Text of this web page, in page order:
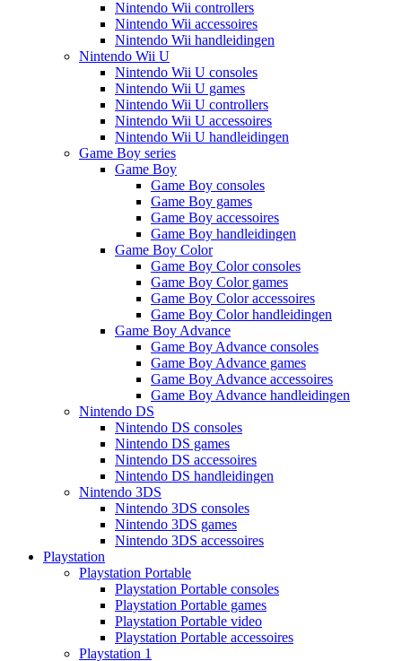
Nintendo Wii controllers
Nintendo Wii accessoires
Nintendo Wii handleidingen
Nintendo Wii U
Nintendo Wii U consoles
Nintendo Wii U games
Nintendo Wii U controllers
Nintendo Wii U accessoires
Nintendo Wii U handleidingen
Game Boy series
Game Boy
Game Boy consoles
Game Boy games
Game Boy accessoires
Game Boy handleidingen
Game Boy Color
Game Boy Color consoles
Game Boy Color games
Game Boy Color accessoires
Game Boy Color handleidingen
Game Boy Advance
Game Boy Advance consoles
Game Boy Advance games
Game Boy Advance accessoires
Game Boy Advance handleidingen
Nintendo DS
Nintendo DS consoles
Nintendo DS games
Nintendo DS accessoires
Nintendo DS handleidingen
Nintendo 3DS
Nintendo 3DS consoles
Nintendo 3DS games
Nintendo 3DS accessoires
Playstation
Playstation Portable
Playstation Portable consoles
Playstation Portable games
Playstation Portable video
Playstation Portable accessoires
Playstation 1